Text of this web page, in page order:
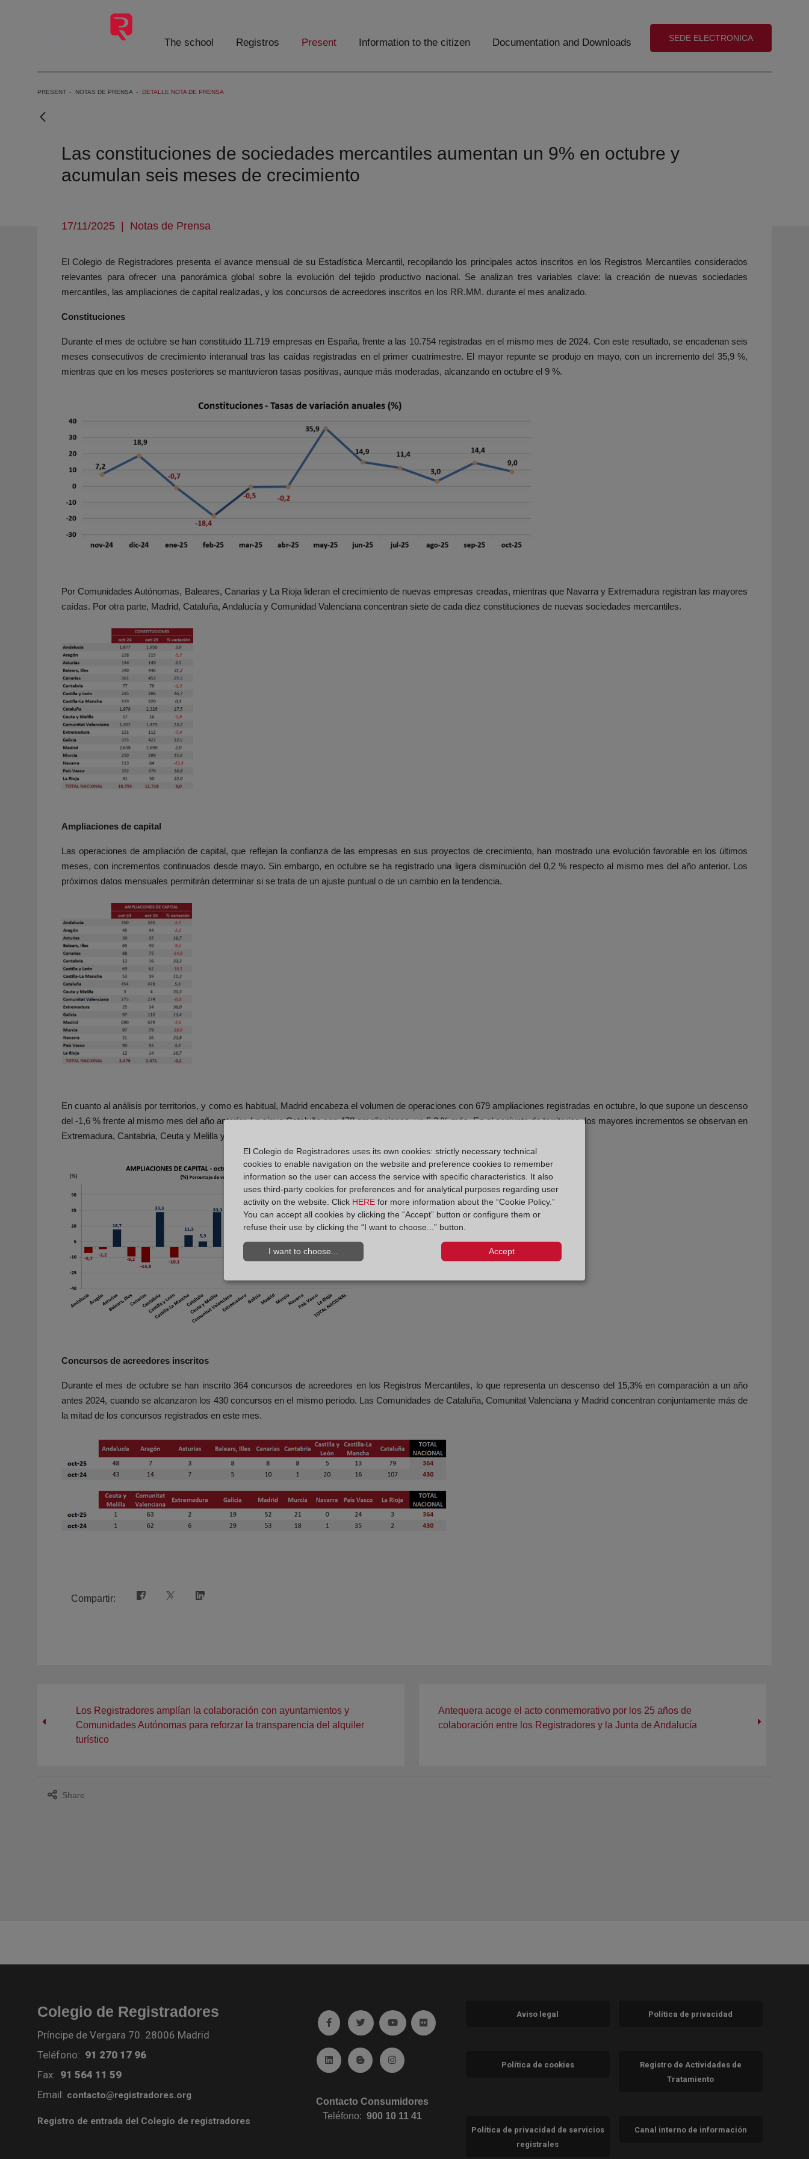
The school Registros Present Information to the citizen Documentation and Downloads (abre en nueva ventana)
SEDE ELECTRONICA
PRESENT NOTAS DE PRENSA DETALLE NOTA DE PRENSA
Las constituciones de sociedades mercantiles aumentan un 9% en octubre y
acumulan seis meses de crecimiento
17/11/2025 | Notas de Prensa
El Colegio de Registradores presenta el avance mensual de su Estadística Mercantil, recopilando los principales actos inscritos en los Registros Mercantiles considerados
relevantes para ofrecer una panorámica global sobre la evolución del tejido productivo nacional. Se analizan tres variables clave: la creación de nuevas sociedades
mercantiles, las ampliaciones de capital realizadas, y los concursos de acreedores inscritos en los RR.MM. durante el mes analizado.
Constituciones
Durante el mes de octubre se han constituido 11.719 empresas en España, frente a las 10.754 registradas en el mismo mes de 2024. Con este resultado, se encadenan seis
meses consecutivos de crecimiento interanual tras las caídas registradas en el primer cuatrimestre. El mayor repunte se produjo en mayo, con un incremento del 35,9 %,
mientras que en los meses posteriores se mantuvieron tasas positivas, aunque más moderadas, alcanzando en octubre el 9 %.
Por Comunidades Autónomas, Baleares, Canarias y La Rioja lideran el crecimiento de nuevas empresas creadas, mientras que Navarra y Extremadura registran las mayores
caídas. Por otra parte, Madrid, Cataluña, Andalucía y Comunidad Valenciana concentran siete de cada diez constituciones de nuevas sociedades mercantiles.
Ampliaciones de capital
Las operaciones de ampliación de capital, que reflejan la confianza de las empresas en sus proyectos de crecimiento, han mostrado una evolución favorable en los últimos
meses, con incrementos continuados desde mayo. Sin embargo, en octubre se ha registrado una ligera disminución del 0,2 % respecto al mismo mes del año anterior. Los
próximos datos mensuales permitirán determinar si se trata de un ajuste puntual o de un cambio en la tendencia.
En cuanto al análisis por territorios, y como es habitual, Madrid encabeza el volumen de operaciones con 679 ampliaciones registradas en octubre, lo que supone un descenso
del -1,6 % frente al mismo mes del año anterior. Le sigue Cataluña con 478 ampliaciones, un 5,3 % más. En el conjunto de territorios, los mayores incrementos se observan en
Extremadura, Cantabria, Ceuta y Melilla y Navarra, mientras que descienden más en Murcia, Canarias y Castilla-León.
Concursos de acreedores inscritos
Durante el mes de octubre se han inscrito 364 concursos de acreedores en los Registros Mercantiles, lo que representa un descenso del 15,3% en comparación a un año
antes 2024, cuando se alcanzaron los 430 concursos en el mismo periodo. Las Comunidades de Cataluña, Comunitat Valenciana y Madrid concentran conjuntamente más de
la mitad de los concursos registrados en este mes.
Compartir:
Los Registradores amplían la colaboración con ayuntamientos y
Comunidades Autónomas para reforzar la transparencia del alquiler
turístico
Antequera acoge el acto conmemorativo por los 25 años de
colaboración entre los Registradores y la Junta de Andalucía
Share
Colegio de Registradores
Príncipe de Vergara 70. 28006 Madrid
Teléfono: 91 270 17 96
Fax: 91 564 11 59
Email: contacto@registradores.org
Registro de entrada del Colegio de registradores
Ir a facebook (abre en ventana nueva)
Ir a twitter (abre en ventana nueva)
Ir a YouTube (abre en ventana nueva)
Ir a Flickr (abre en ventana nueva)
Ir a Linkedin (abre en ventana nueva)
Ir al Blog (abre en ventana nueva)
Ir a Instagram (abre en ventana nueva)
Contacto Consumidores
Teléfono:900 10 11 41
Aviso legal Política de privacidad
Política de cookies
Registro de Actividades de
Tratamiento
Política de privacidad de servicios
registrales
Canal interno de información
El Colegio de Registradores uses its own cookies: strictly necessary technical
cookies to enable navigation on the website and preference cookies to remember
information so the user can access the service with specific characteristics. It also
uses third-party cookies for preferences and for analytical purposes regarding user
activity on the website. Click HERE for more information about the “Cookie Policy.”
You can accept all cookies by clicking the “Accept” button or configure them or
refuse their use by clicking the “I want to choose...” button.
I want to choose... Accept